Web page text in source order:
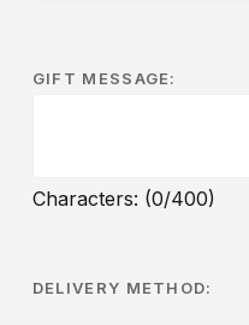
GIFT MESSAGE:
Characters: (0/400)
DELIVERY METHOD: